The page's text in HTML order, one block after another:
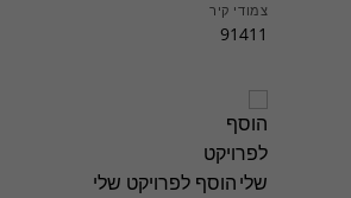
צמודי קיר
91411
הוסף לפרויקט שלי